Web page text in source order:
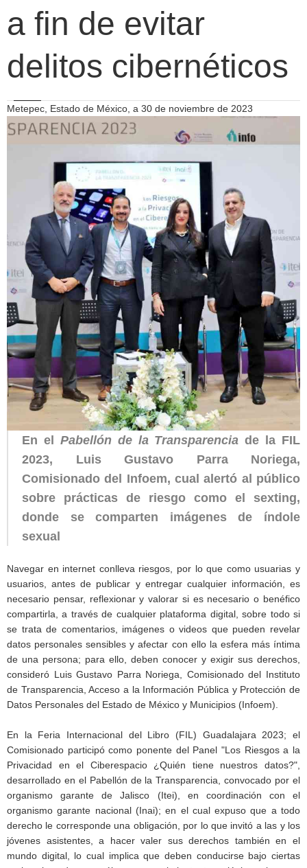
a fin de evitar
delitos cibernéticos
Metepec, Estado de México, a 30 de noviembre de 2023
En el Pabellón de la Transparencia de la FIL
2023, Luis Gustavo Parra Noriega,
Comisionado del Infoem, cual alertó al público
sobre prácticas de riesgo como el sexting,
donde se comparten imágenes de índole
sexual
Navegar en internet conlleva riesgos, por lo que como usuarias y
usuarios, antes de publicar y entregar cualquier información, es
necesario pensar, reflexionar y valorar si es necesario o benéfico
compartirla, a través de cualquier plataforma digital, sobre todo si
se trata de comentarios, imágenes o videos que pueden revelar
datos personales sensibles y afectar con ello la esfera más íntima
de una persona; para ello, deben conocer y exigir sus derechos,
consideró Luis Gustavo Parra Noriega, Comisionado del Instituto
de Transparencia, Acceso a la Información Pública y Protección de
Datos Personales del Estado de México y Municipios (Infoem).
En la Feria Internacional del Libro (FIL) Guadalajara 2023; el
Comisionado participó como ponente del Panel "Los Riesgos a la
Privacidad en el Ciberespacio ¿Quién tiene nuestros datos?",
desarrollado en el Pabellón de la Transparencia, convocado por el
organismo garante de Jalisco (Itei), en coordinación con el
organismo garante nacional (Inai); en el cual expuso que a todo
derecho le corresponde una obligación, por lo que invitó a las y los
jóvenes asistentes, a hacer valer sus derechos también en el
mundo digital, lo cual implica que deben conducirse bajo ciertas